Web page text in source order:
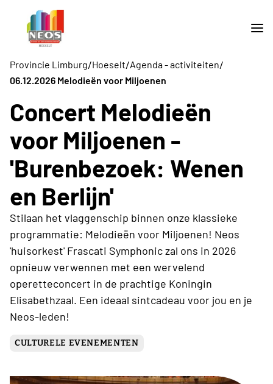
Provincie Limburg/Hoeselt/Agenda - activiteiten/
06.12.2026 Melodieën voor Miljoenen
Concert Melodieën
voor Miljoenen -
'Burenbezoek: Wenen
en Berlijn'
Stilaan het vlaggenschip binnen onze klassieke
programmatie: Melodieën voor Miljoenen! Neos
'huisorkest' Frascati Symphonic zal ons in 2026
opnieuw verwennen met een wervelend
operetteconcert in de prachtige Koningin
Elisabethzaal. Een ideaal sintcadeau voor jou en je
Neos-leden!
CULTURELE EVENEMENTEN